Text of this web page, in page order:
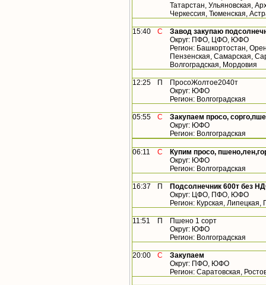
Татарстан, Ульяновская,
Черкессия, Тюменская,
15:40 С
Завод закупаю
Округ: ПФО, ЦФО, ЮФО
Регион: Башкортостан,
Пензенская, Самарская,
Волгоградская, Мордовия
12:25 П
ПросоЖолтое2040т
Округ: ЮФО
Регион: Волгоградская
05:55 С
Закупаем просо,
Округ: ЮФО
Регион: Волгоградская
06:11 С
Купим просо,
Округ: ЮФО
Регион: Волгоградская
16:37 П
Подсолнечник 600т без
Округ: ЦФО, ПФО, ЮФО
Регион: Курская,
11:51 П
Пшено 1 сорт
Округ: ЮФО
Регион: Волгоградская
20:00 С
Закупаем
Округ: ПФО, ЮФО
Регион: Саратовская,